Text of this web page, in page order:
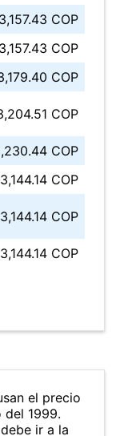
3,157.43 COP
3,157.43 COP
COP
COP
COP
3,144.14 COP
3,144.14 COP
3,144.14 COP
el precio
1999.
ir a la